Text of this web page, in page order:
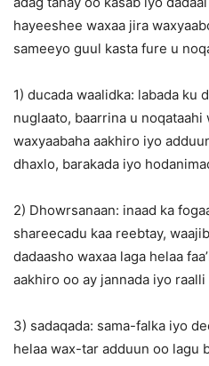
hayeeshee waxaa jira
sameeyo guul kasta fure u
1) ducada waalidka: labada ku
nuglaato, baarrina u noqataahi
waxyaabaha aakhiro iyo
dhaxlo, barakada iyo
2) Dhowrsanaan: inaad ka
shareecadu kaa reebtay,
dadaasho waxaa laga helaa
aakhiro oo ay jannada iyo
3) sadaqada: sama-falka iyo
helaa wax-tar adduun oo lagu